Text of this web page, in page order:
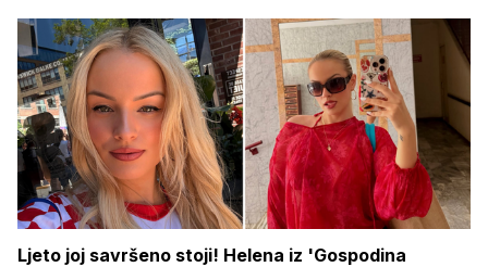
Ljeto joj savršeno stoji! Helena iz 'Gospodina